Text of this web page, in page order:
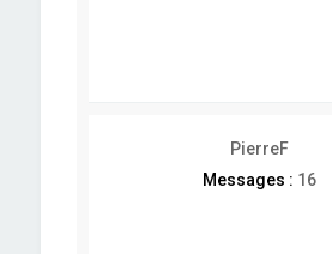
PierreF
Messages : 16